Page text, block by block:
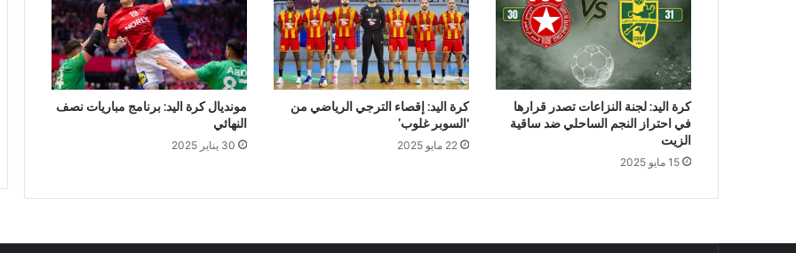
كرة اليد: لجنة النزاعات تصدر قرارها
في احتراز النجم الساحلي ضد ساقية
الزيت
15 مايو 2025
كرة اليد: إقصاء الترجي الرياضي من
‘السوبر غلوب’
22 مايو 2025
مونديال كرة اليد: برنامج مباريات نصف
النهائي
30 يناير 2025